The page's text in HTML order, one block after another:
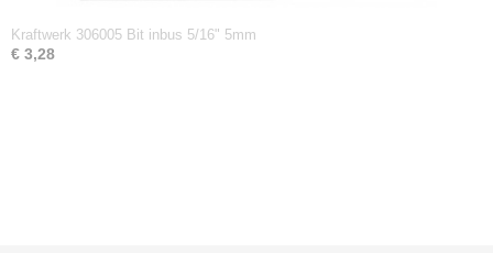
Kraftwerk 306005 Bit inbus 5/16" 5mm
€ 3,28